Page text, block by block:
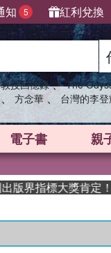
知 5 紅利兌換
授回憶錄 、 The
、 方念華 、 台灣的李
電子書 親
標大獎肯定！A.F.